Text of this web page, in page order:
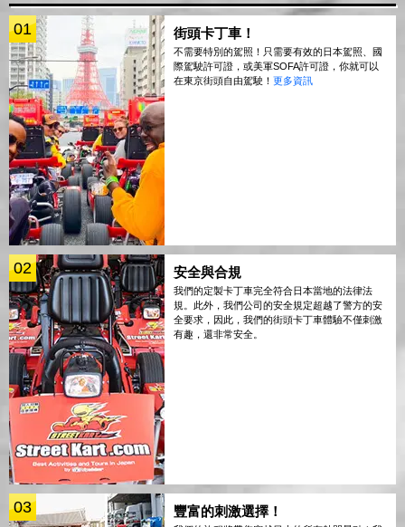
01 街頭卡丁車！
不需要特別的駕照！只需要有效的日本駕照、國
際駕駛許可證，或美軍SOFA許可證，你就可以
在東京街頭自由駕駛！ 更多資訊
02 安全與合規
我們的定製卡丁車完全符合日本當地的法律法
規。此外，我們公司的安全規定超越了警方的安
全要求，因此，我們的街頭卡丁車體驗不僅刺激
有趣，還非常安全。
03 豐富的刺激選擇！